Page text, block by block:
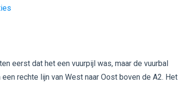
eerst dat het een vuurpijl was, maar de vuurbal
rechte lijn van West naar Oost boven de A2. Het